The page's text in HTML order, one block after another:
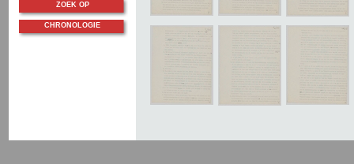
ZOEK OP
CHRONOLOGIE